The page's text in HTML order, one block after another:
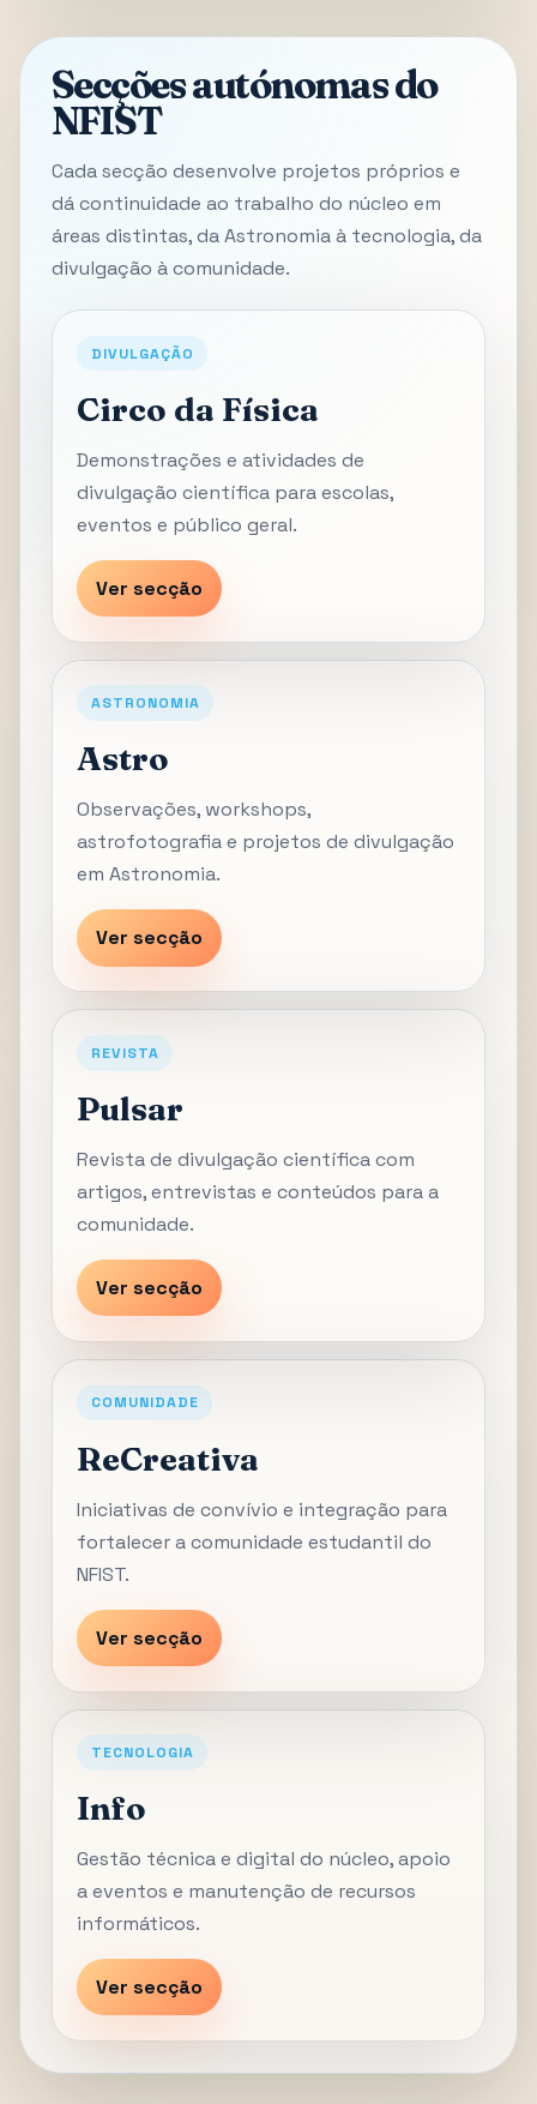
Secções autónomas do
NFIST
Cada secção desenvolve projetos próprios e
dá continuidade ao trabalho do núcleo em
áreas distintas, da Astronomia à tecnologia, da
divulgação à comunidade.
DIVULGAÇÃO
Circo da Física
Demonstrações e atividades de
divulgação científica para escolas,
eventos e público geral.
Ver secção
ASTRONOMIA
Astro
Observações, workshops,
astrofotografia e projetos de divulgação
em Astronomia.
Ver secção
REVISTA
Pulsar
Revista de divulgação científica com
artigos, entrevistas e conteúdos para a
comunidade.
Ver secção
COMUNIDADE
ReCreativa
Iniciativas de convívio e integração para
fortalecer a comunidade estudantil do
NFIST.
Ver secção
TECNOLOGIA
Info
Gestão técnica e digital do núcleo, apoio
a eventos e manutenção de recursos
informáticos.
Ver secção